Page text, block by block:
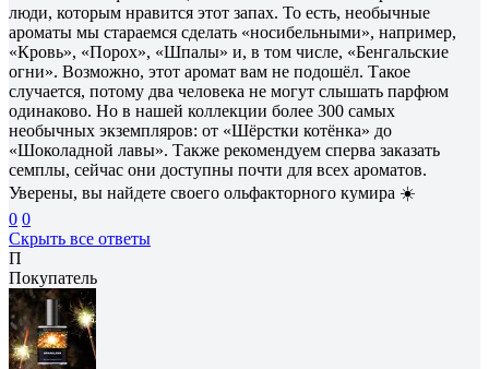
люди, которым нравится этот запах. То есть, необычные
ароматы мы стараемся сделать «носибельными», например,
«Кровь», «Порох», «Шпалы» и, в том числе, «Бенгальские
огни». Возможно, этот аромат вам не подошёл. Такое
случается, потому два человека не могут слышать парфюм
одинаково. Но в нашей коллекции более 300 самых
необычных экземпляров: от «Шёрстки котёнка» до
«Шоколадной лавы». Также рекомендуем сперва заказать
семплы, сейчас они доступны почти для всех ароматов.
Уверены, вы найдете своего ольфакторного кумира ☀️
0 0
Скрыть все ответы
П
Покупатель